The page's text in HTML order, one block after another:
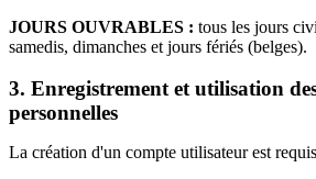
JOURS OUVRABLES : tous les jours
samedis, dimanches et jours fériés (belges).
3. Enregistrement et utilisation
personnelles
La création d'un compte utilisateur est